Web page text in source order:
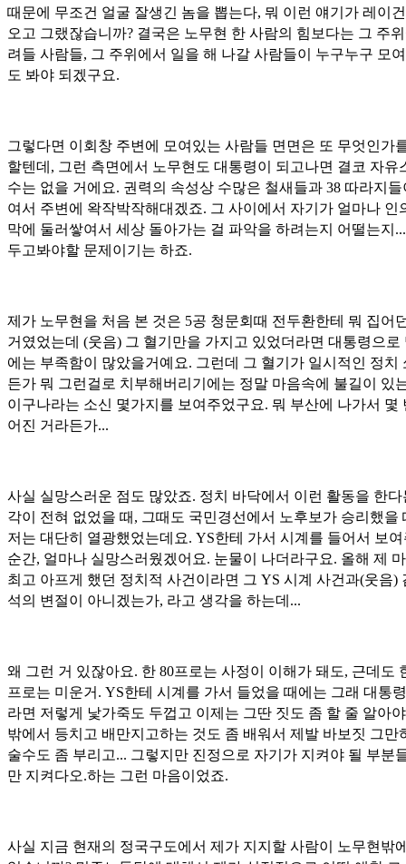
때문에 무조건 얼굴 잘생긴 놈을 뽑는다, 뭐 이런 얘기가 레이
오고 그랬잖습니까? 결국은 노무현 한 사람의 힘보다는 그 주
려들 사람들, 그 주위에서 일을 해 나갈 사람들이 누구누구 모
도 봐야 되겠구요.
그렇다면 이회창 주변에 모여있는 사람들 면면은 또 무엇인가
할텐데, 그런 측면에서 노무현도 대통령이 되고나면 결코 자유
수는 없을 거에요. 권력의 속성상 수많은 철새들과 38 따라지들
여서 주변에 왁작박작해대겠죠. 그 사이에서 자기가 얼마나 인
막에 둘러쌓여서 세상 돌아가는 걸 파악을 하려는지 어떨는지
두고봐야할 문제이기는 하죠.
제가 노무현을 처음 본 것은 5공 청문회때 전두환한테 뭐 집어
거였었는데 (웃음) 그 혈기만을 가지고 있었더라면 대통령으로
에는 부족함이 많았을거예요. 그런데 그 혈기가 일시적인 정치
든가 뭐 그런걸로 치부해버리기에는 정말 마음속에 불길이 있
이구나라는 소신 몇가지를 보여주었구요. 뭐 부산에 나가서 몇
어진 거라든가...
사실 실망스러운 점도 많았죠. 정치 바닥에서 이런 활동을 한다
각이 전혀 없었을 때, 그때도 국민경선에서 노후보가 승리했을
저는 대단히 열광했었는데요. YS한테 가서 시계를 들어서 보
순간, 얼마나 실망스러웠겠어요. 눈물이 나더라구요. 올해 제
최고 아프게 했던 정치적 사건이라면 그 YS 시계 사건과(웃음)
석의 변절이 아니겠는가, 라고 생각을 하는데...
왜 그런 거 있잖아요. 한 80프로는 사정이 이해가 돼도, 근데도
프로는 미운거. YS한테 시계를 가서 들었을 때에는 그래 대통
라면 저렇게 낯가죽도 두껍고 이제는 그딴 짓도 좀 할 줄 알아
밖에서 등치고 배만지고하는 것도 좀 배워서 제발 바보짓 그만
술수도 좀 부리고... 그렇지만 진정으로 자기가 지켜야 될 부분
만 지켜다오.하는 그런 마음이었죠.
사실 지금 현재의 정국구도에서 제가 지지할 사람이 노무현밖